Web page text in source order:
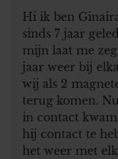
Hi ik ben
sinds 7 jaar
mijn laat me
jaar weer bij
wij als 2
terug komen.
in contact
hij contact te
het weer met